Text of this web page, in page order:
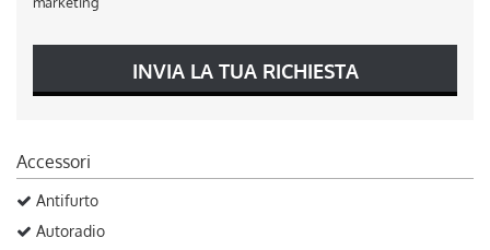
INVIA LA TUA RICHIESTA
Accessori
Antifurto
Autoradio